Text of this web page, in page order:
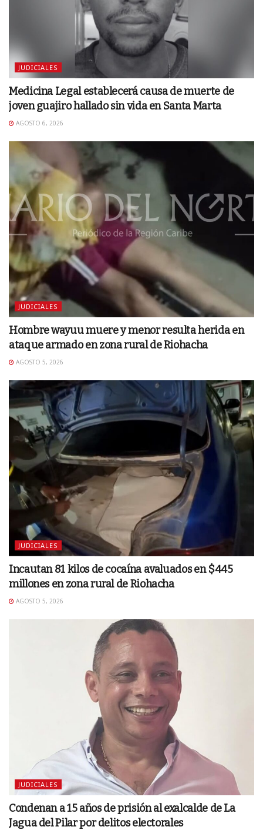
JUDICIALES
Medicina Legal establecerá causa de muerte de
joven guajiro hallado sin vida en Santa Marta
AGOSTO 6, 2026
JUDICIALES
Hombre wayuu muere y menor resulta herida en
ataque armado en zona rural de Riohacha
AGOSTO 5, 2026
JUDICIALES
Incautan 81 kilos de cocaína avaluados en $445
millones en zona rural de Riohacha
AGOSTO 5, 2026
JUDICIALES
Condenan a 15 años de prisión al exalcalde de La
Jagua del Pilar por delitos electorales